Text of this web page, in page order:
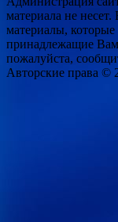
материала не
материалы,
принадлежащие
пожалуйста,
Авторские права ©